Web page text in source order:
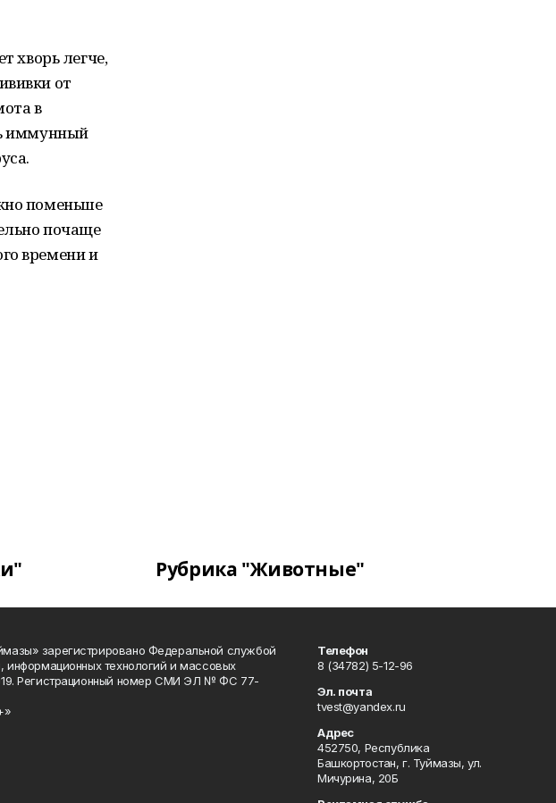
хворь легче,
от
в
иммунный
поменьше
почаще
времени и
Рубрика "Животные"
зарегистрировано Федеральной службой
информационных технологий и массовых
Регистрационный номер СМИ ЭЛ № ФС 77-
Телефон
8 (34782) 5-12-96
Эл. почта
tvest@yandex.ru
Адрес
452750, Республика
Башкортостан, г. Туймазы, ул.
Мичурина, 20Б